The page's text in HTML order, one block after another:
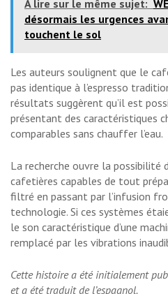
A lire sur le même sujet:
désormais les urgences
touchent le sol
Les auteurs soulignent que le
pas identique à l’espresso
résultats suggèrent qu’il est
présentant des caractéristiques
comparables sans chauffer l’eau.
La recherche ouvre la possibilité
cafetières capables de tout
filtré en passant par l’infusion
technologie. Si ces systèmes
le son caractéristique d’une
remplacé par les vibrations
Cette histoire a été initialement
et a été traduit de l’espagnol.